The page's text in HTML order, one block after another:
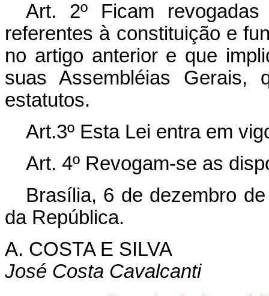
Art. 2º Ficam
referentes à constituição e
no artigo anterior e que
suas Assembléias Gerais,
estatutos.
Art.3º Esta Lei entra em
Art. 4º Revogam-se as
Brasília, 6 de dezembro
da República.
A. COSTA E SILVA
José Costa Cavalcanti